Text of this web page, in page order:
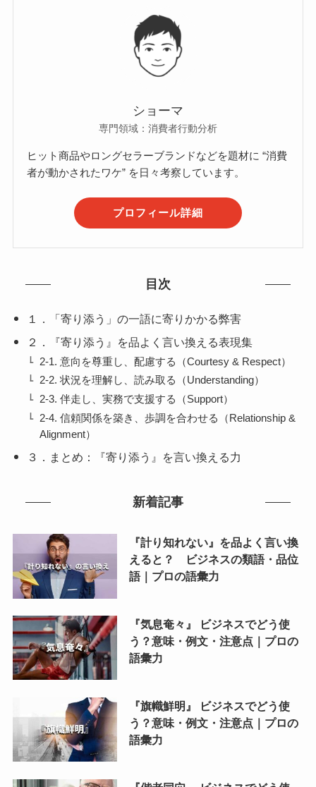
ショーマ
専門領域：消費者行動分析
ヒット商品やロングセラーブランドなどを題材に “消費
者が動かされたワケ” を日々考察しています。
プロフィール詳細
目次
１．「寄り添う」の一語に寄りかかる弊害
２．『寄り添う』を品よく言い換える表現集
2-1. 意向を尊重し、配慮する（Courtesy & Respect）
2-2. 状況を理解し、読み取る（Understanding）
2-3. 伴走し、実務で支援する（Support）
2-4. 信頼関係を築き、歩調を合わせる（Relationship &
Alignment）
３．まとめ：『寄り添う』を言い換える力
新着記事
『計り知れない』を品よく言い換
えると？ ビジネスの類語・品位
語｜プロの語彙力
『気息奄々』 ビジネスでどう使
う？意味・例文・注意点｜プロの
語彙力
『旗幟鮮明』 ビジネスでどう使
う？意味・例文・注意点｜プロの
語彙力